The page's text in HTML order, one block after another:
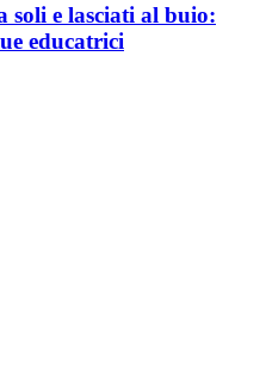
soli e lasciati al buio:
educatrici